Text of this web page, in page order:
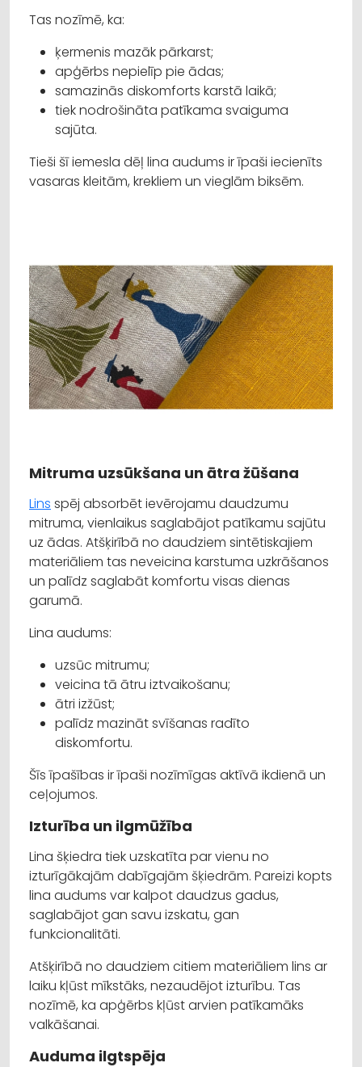
Tas nozīmē, ka:
ķermenis mazāk pārkarst;
apģērbs nepielīp pie ādas;
samazinās diskomforts karstā laikā;
tiek nodrošināta patīkama svaiguma
sajūta.
Tieši šī iemesla dēļ lina audums ir īpaši iecienīts
vasaras kleitām, krekliem un vieglām biksēm.
Mitruma uzsūkšana un ātra žūšana
Lins spēj absorbēt ievērojamu daudzumu
mitruma, vienlaikus saglabājot patīkamu sajūtu
uz ādas. Atšķirībā no daudziem sintētiskajiem
materiāliem tas neveicina karstuma uzkrāšanos
un palīdz saglabāt komfortu visas dienas
garumā.
Lina audums:
uzsūc mitrumu;
veicina tā ātru iztvaikošanu;
ātri izžūst;
palīdz mazināt svīšanas radīto
diskomfortu.
Šīs īpašības ir īpaši nozīmīgas aktīvā ikdienā un
ceļojumos.
Izturība un ilgmūžība
Lina šķiedra tiek uzskatīta par vienu no
izturīgākajām dabīgajām šķiedrām. Pareizi kopts
lina audums var kalpot daudzus gadus,
saglabājot gan savu izskatu, gan
funkcionalitāti.
Atšķirībā no daudziem citiem materiāliem lins ar
laiku kļūst mīkstāks, nezaudējot izturību. Tas
nozīmē, ka apģērbs kļūst arvien patīkamāks
valkāšanai.
Auduma ilgtspēja